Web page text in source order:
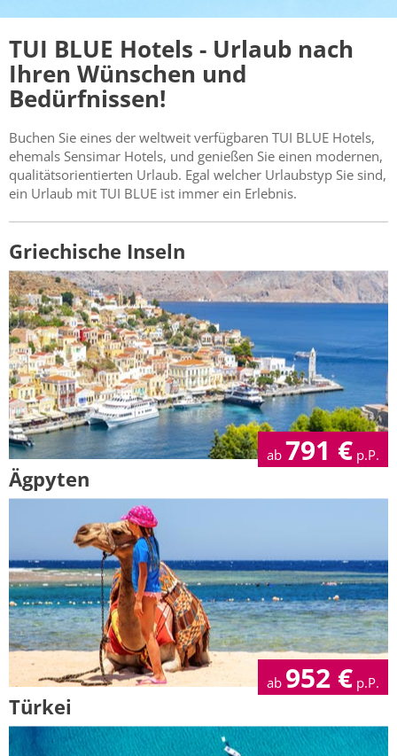
TUI BLUE Hotels - Urlaub nach
Ihren Wünschen und
Bedürfnissen!
Buchen Sie eines der weltweit verfügbaren TUI BLUE Hotels,
ehemals Sensimar Hotels, und genießen Sie einen modernen,
qualitätsorientierten Urlaub. Egal welcher Urlaubstyp Sie sind,
ein Urlaub mit TUI BLUE ist immer ein Erlebnis.
Griechische Inseln
ab 791 € p.P.
Ägpyten
ab 952 € p.P.
Türkei